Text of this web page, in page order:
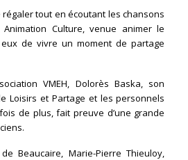
tout en écoutant les chansons
Culture, venue animer le
eux de vivre un moment de partage
VMEH, Dolorès Baska, son
Loisirs et Partage et les personnels
de plus, fait preuve d’une grande
Beaucaire, Marie-Pierre Thieuloy,